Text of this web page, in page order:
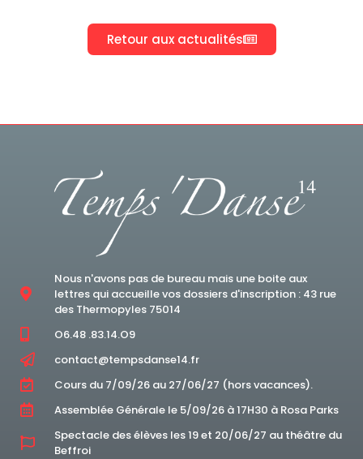
Retour aux actualités
Nous n'avons pas de bureau mais une boite aux
lettres qui accueille vos dossiers d'inscription : 43 rue
des Thermopyles 75014
O6.48 .83.14.O9
contact@tempsdanse14.fr
Cours du 7/09/26 au 27/06/27 (hors vacances).
Assemblée Générale le 5/09/26 à 17H30 à Rosa Parks
Spectacle des élèves les 19 et 20/06/27 au théâtre du
Beffroi